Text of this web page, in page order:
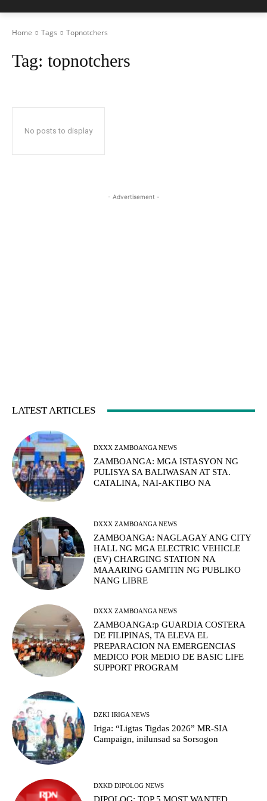
Home Tags Topnotchers
Tag: topnotchers
No posts to display
- Advertisement -
LATEST ARTICLES
DXXX ZAMBOANGA NEWS
ZAMBOANGA: MGA ISTASYON NG
PULISYA SA BALIWASAN AT STA.
CATALINA, NAI-AKTIBO NA
DXXX ZAMBOANGA NEWS
ZAMBOANGA: NAGLAGAY ANG CITY
HALL NG MGA ELECTRIC VEHICLE
(EV) CHARGING STATION NA
MAAARING GAMITIN NG PUBLIKO
NANG LIBRE
DXXX ZAMBOANGA NEWS
ZAMBOANGA:p GUARDIA COSTERA
DE FILIPINAS, TA ELEVA EL
PREPARACION NA EMERGENCIAS
MEDICO POR MEDIO DE BASIC LIFE
SUPPORT PROGRAM
DZKI IRIGA NEWS
Iriga: “Ligtas Tigdas 2026” MR-SIA
Campaign, inilunsad sa Sorsogon
DXKD DIPOLOG NEWS